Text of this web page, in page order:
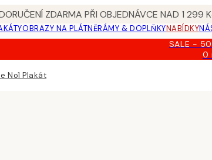
ZDARMA PŘI OBJEDNÁVCE NAD 1 299
OBRAZY NA PLÁTNĚRÁMY & DOPLŇKYNABÍDKY
SALE -
0
No1 Plakát